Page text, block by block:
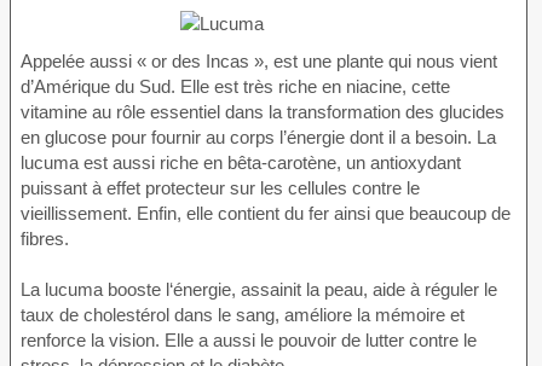
Appelée aussi « or des Incas », est une plante qui nous vient
d’Amérique du Sud. Elle est très riche en niacine, cette
vitamine au rôle essentiel dans la transformation des glucides
en glucose pour fournir au corps l’énergie dont il a besoin. La
lucuma est aussi riche en bêta-carotène, un antioxydant
puissant à effet protecteur sur les cellules contre le
vieillissement. Enfin, elle contient du fer ainsi que beaucoup de
fibres.
La lucuma booste l‘énergie, assainit la peau, aide à réguler le
taux de cholestérol dans le sang, améliore la mémoire et
renforce la vision. Elle a aussi le pouvoir de lutter contre le